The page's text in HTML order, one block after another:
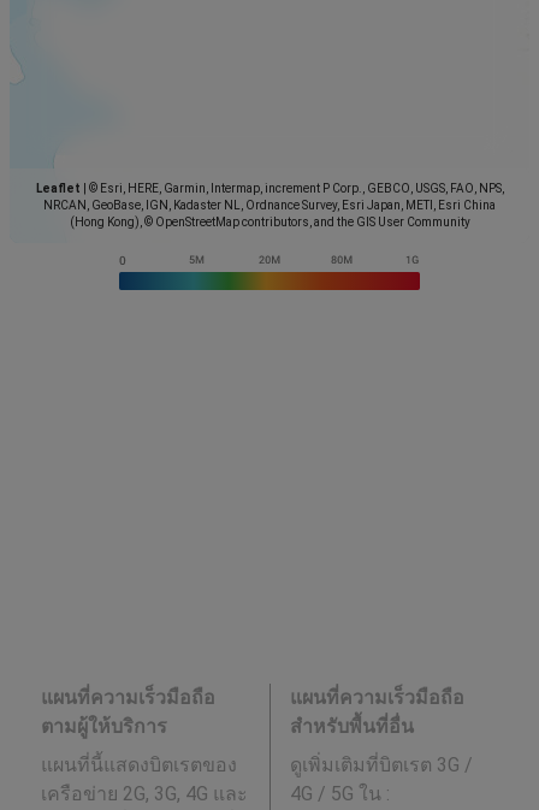
Leaflet
© Esri, HERE, Garmin, Intermap, increment P Corp., GEBCO, USGS, FAO, NPS,
NRCAN, GeoBase, IGN, Kadaster NL, Ordnance Survey, Esri Japan, METI, Esri China
(Hong Kong), © OpenStreetMap contributors, and the GIS User Community
แผนที่ความเร็วมือถือ
ตามผู้ให้บริการ
แผนที่นี้แสดงบิตเรตของ
เครือข่าย 2G, 3G, 4G และ
แผนที่ความเร็วมือถือ
สำหรับพื้นที่อื่น
ดูเพิ่มเติมที่บิตเรต 3G /
4G / 5G ใน :